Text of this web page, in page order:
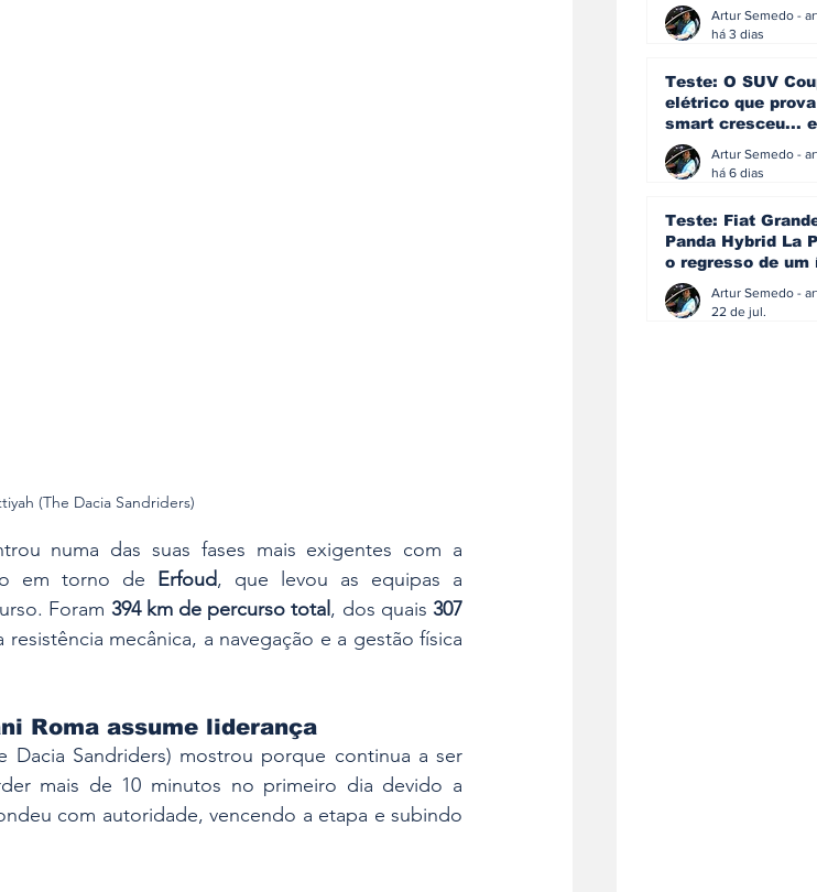
(The Dacia Sandriders)
em torno de Erfoud, que levou as equipas a
Foram 394 km de percurso total , dos quais 307
mecânica, a navegação e a gestão física
Roma assume liderança
Dacia Sandriders) mostrou porque continua a ser
mais de 10 minutos no primeiro dia devido a
com autoridade, vencendo a etapa e subindo
ainda acredita na
manualhá 3 dias
Teste: O SUV
elétrico que
smart cresceu... e
amadureceu
há 6 dias
Teste: Fiat
Panda Hybrid La
o regresso de um
que percebeu que
evoluir não
perder a
22 de jul.